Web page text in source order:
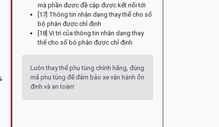
mà phần được đề cập được kết nối tới
[17] Thông tin nhận dạng thay thế cho số
bộ phận được chỉ định
[18] Vị trí của thông tin nhận dạng thay
thế cho số bộ phận được chỉ định
Luôn thay thế phụ tùng chính hãng, đúng
mã phụ tùng để đảm bảo xe vận hành ổn
định và an toàn!